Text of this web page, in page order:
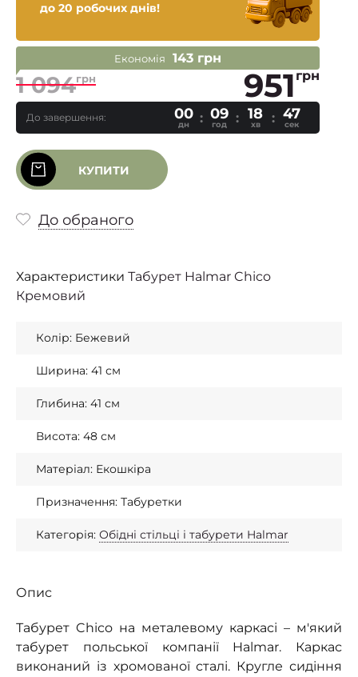
до 20 робочих днів!
Економія 143 грн
1 094грн 951 грн
До завершення: 00
дн
09
год
18
хв
46
сек
КУПИТИ
До обраного
Характеристики Табурет Halmar Chico
Кремовий
Колір: Бежевий
Ширина: 41 см
Глибина: 41 см
Висота: 48 см
Матеріал: Екошкіра
Призначення: Табуретки
Категорія: Обідні стільці і табурети Halmar
Опис
Табурет Chico на металевому каркасі – м'який
табурет польської компанії Halmar. Каркас
виконаний із хромованої сталі. Кругле сидіння